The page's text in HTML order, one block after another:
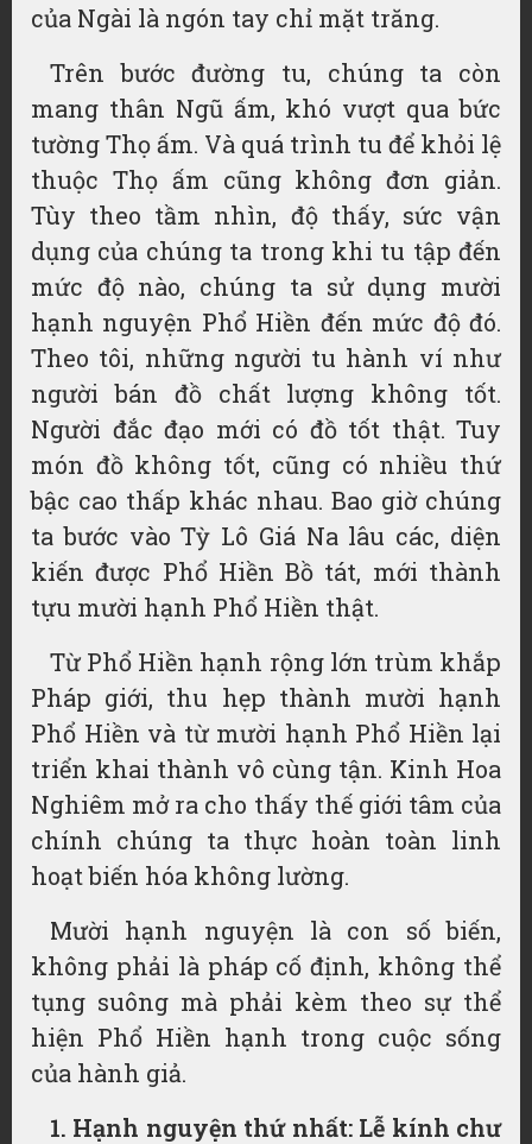
của Ngài là ngón tay chỉ mặt trăng.
Trên bước đường tu, chúng ta còn
mang thân Ngũ ấm, khó vượt qua bức
tường Thọ ấm. Và quá trình tu để khỏi lệ
thuộc Thọ ấm cũng không đơn giản.
Tùy theo tầm nhìn, độ thấy, sức vận
dụng của chúng ta trong khi tu tập đến
mức độ nào, chúng ta sử dụng mười
hạnh nguyện Phổ Hiền đến mức độ đó.
Theo tôi, những người tu hành ví như
người bán đồ chất lượng không tốt.
Người đắc đạo mới có đồ tốt thật. Tuy
món đồ không tốt, cũng có nhiều thứ
bậc cao thấp khác nhau. Bao giờ chúng
ta bước vào Tỳ Lô Giá Na lâu các, diện
kiến được Phổ Hiền Bồ tát, mới thành
tựu mười hạnh Phổ Hiền thật.
Từ Phổ Hiền hạnh rộng lớn trùm khắp
Pháp giới, thu hẹp thành mười hạnh
Phổ Hiền và từ mười hạnh Phổ Hiền lại
triển khai thành vô cùng tận. Kinh Hoa
Nghiêm mở ra cho thấy thế giới tâm của
chính chúng ta thực hoàn toàn linh
hoạt biến hóa không lường.
Mười hạnh nguyện là con số biến,
không phải là pháp cố định, không thể
tụng suông mà phải kèm theo sự thể
hiện Phổ Hiền hạnh trong cuộc sống
của hành giả.
1. Hạnh nguyện thứ nhất: Lễ kính chư